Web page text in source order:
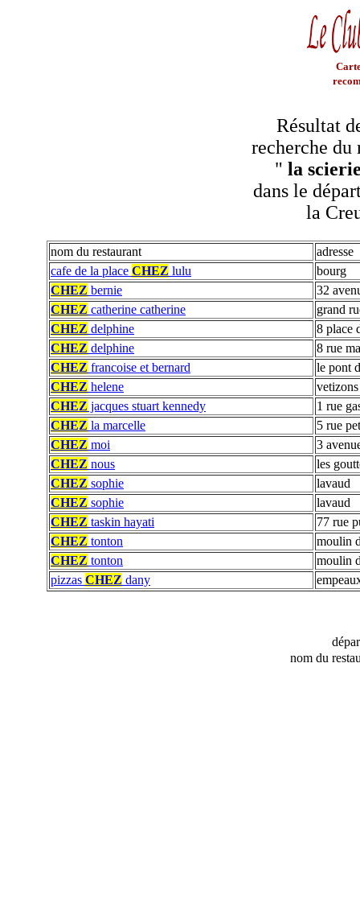
Résultat
recherche du
" la
dans le
la
nom du restaurant
adresse
cafe de la place CHEZ lulu
bourg
CHEZ bernie
32
CHEZ catherine catherine
grand
CHEZ delphine
8 place
CHEZ delphine
8 rue
CHEZ francoise et bernard
le pont
CHEZ helene
vetizons
CHEZ jacques stuart kennedy
1 rue
CHEZ la marcelle
5 rue
CHEZ moi
3
CHEZ nous
les
CHEZ sophie
lavaud
CHEZ sophie
lavaud
CHEZ taskin hayati
77 rue
CHEZ tonton
moulin
CHEZ tonton
moulin
pizzas CHEZ dany
nom du